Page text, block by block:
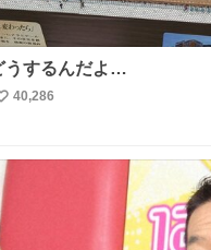
うするんだよ…
い
数
40,286